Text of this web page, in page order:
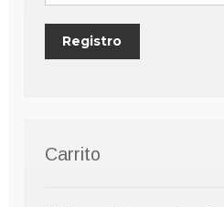
Carrito